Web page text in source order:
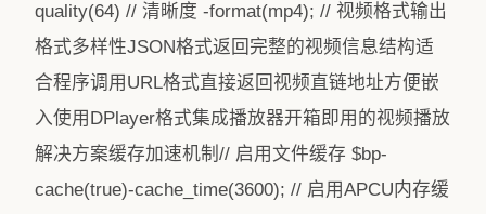
quality(64) // 清晰度 -format(mp4); // 视频格式输出
格式多样性JSON格式返回完整的视频信息结构适
合程序调用URL格式直接返回视频直链地址方便嵌
入使用DPlayer格式集成播放器开箱即用的视频播放
解决方案缓存加速机制// 启用文件缓存 $bp-
cache(true)-cache_time(3600); // 启用APCU内存缓